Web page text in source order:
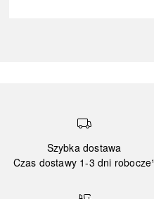
Szybka dostawa
Czas dostawy 1-3 dni robocze¹